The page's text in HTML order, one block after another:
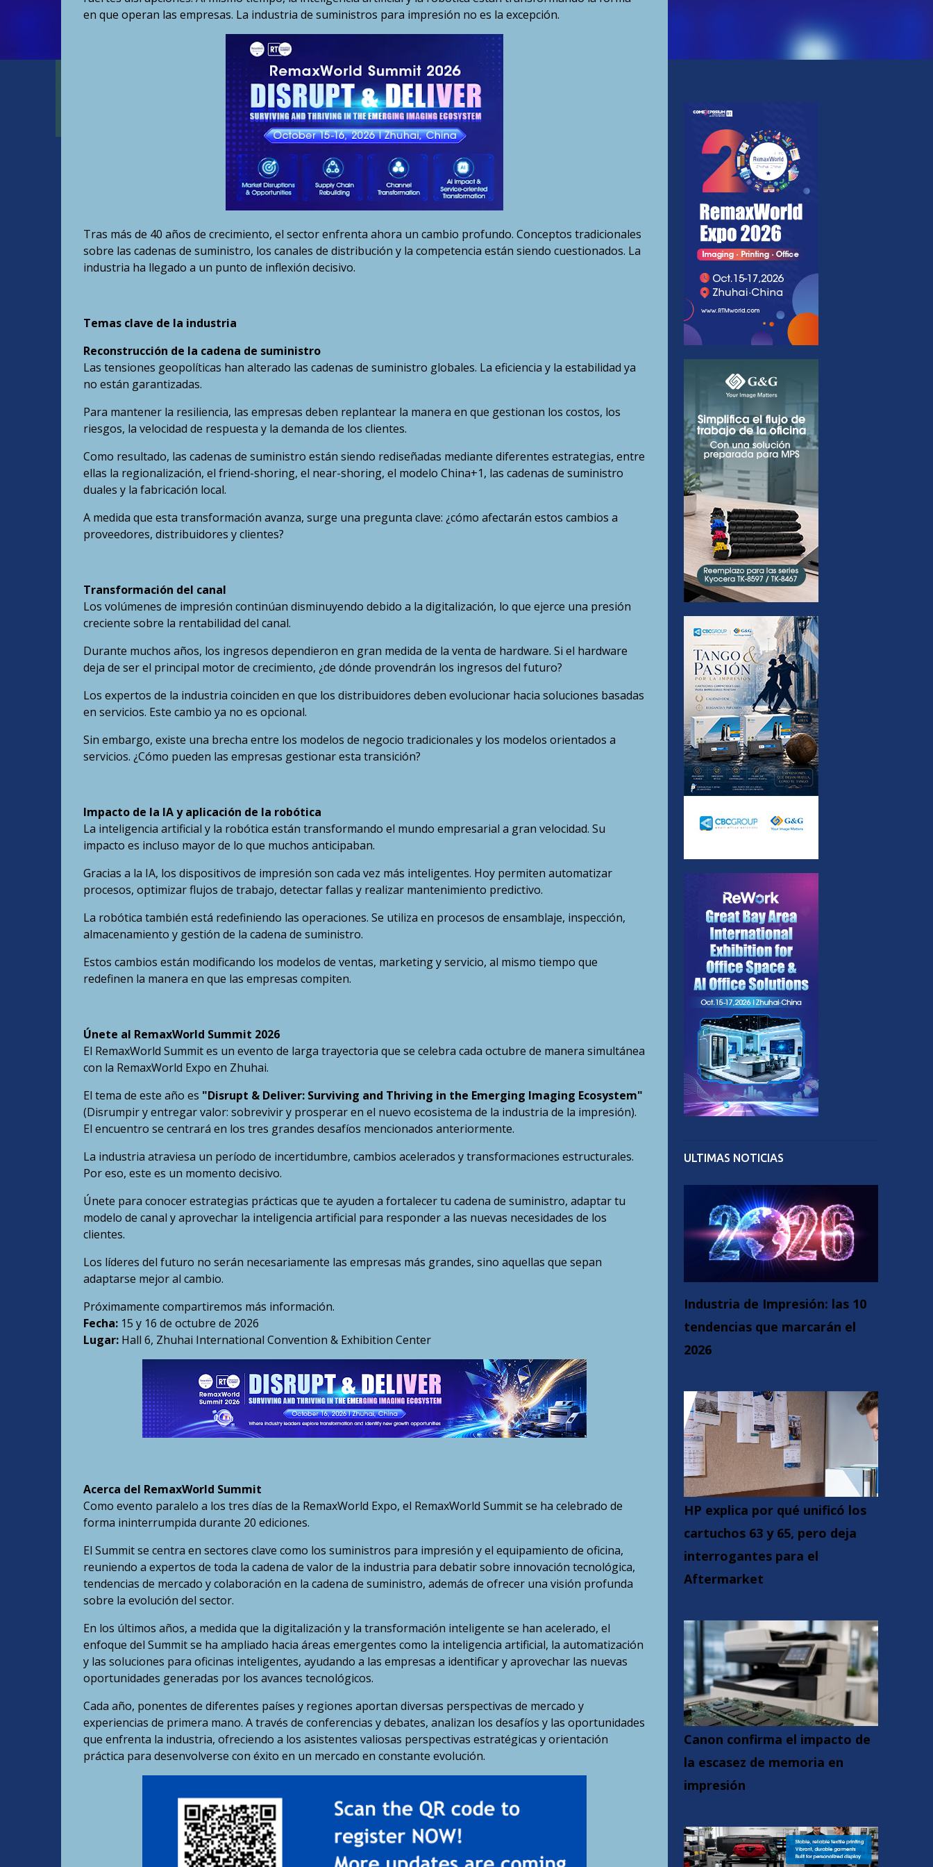
en que operan las empresas. La industria de suministros para impresión no es la excepción.
Tras más de 40 años de crecimiento, el sector enfrenta ahora un cambio profundo. Conceptos tradicionales
sobre las cadenas de suministro, los canales de distribución y la competencia están siendo cuestionados. La
industria ha llegado a un punto de inflexión decisivo.
Temas clave de la industria
Reconstrucción de la cadena de suministro
Las tensiones geopolíticas han alterado las cadenas de suministro globales. La eficiencia y la estabilidad ya
no están garantizadas.
Para mantener la resiliencia, las empresas deben replantear la manera en que gestionan los costos, los
riesgos, la velocidad de respuesta y la demanda de los clientes.
Como resultado, las cadenas de suministro están siendo rediseñadas mediante diferentes estrategias, entre
ellas la regionalización, el friend-shoring, el near-shoring, el modelo China+1, las cadenas de suministro
duales y la fabricación local.
A medida que esta transformación avanza, surge una pregunta clave: ¿cómo afectarán estos cambios a
proveedores, distribuidores y clientes?
Transformación del canal
Los volúmenes de impresión continúan disminuyendo debido a la digitalización, lo que ejerce una presión
creciente sobre la rentabilidad del canal.
Durante muchos años, los ingresos dependieron en gran medida de la venta de hardware. Si el hardware
deja de ser el principal motor de crecimiento, ¿de dónde provendrán los ingresos del futuro?
Los expertos de la industria coinciden en que los distribuidores deben evolucionar hacia soluciones basadas
en servicios. Este cambio ya no es opcional.
Sin embargo, existe una brecha entre los modelos de negocio tradicionales y los modelos orientados a
servicios. ¿Cómo pueden las empresas gestionar esta transición?
Impacto de la IA y aplicación de la robótica
La inteligencia artificial y la robótica están transformando el mundo empresarial a gran velocidad. Su
impacto es incluso mayor de lo que muchos anticipaban.
Gracias a la IA, los dispositivos de impresión son cada vez más inteligentes. Hoy permiten automatizar
procesos, optimizar flujos de trabajo, detectar fallas y realizar mantenimiento predictivo.
La robótica también está redefiniendo las operaciones. Se utiliza en procesos de ensamblaje, inspección,
almacenamiento y gestión de la cadena de suministro.
Estos cambios están modificando los modelos de ventas, marketing y servicio, al mismo tiempo que
redefinen la manera en que las empresas compiten.
Únete al RemaxWorld Summit 2026
El RemaxWorld Summit es un evento de larga trayectoria que se celebra cada octubre de manera simultánea
con la RemaxWorld Expo en Zhuhai.
El tema de este año es "Disrupt & Deliver: Surviving and Thriving in the Emerging Imaging Ecosystem"
(Disrumpir y entregar valor: sobrevivir y prosperar en el nuevo ecosistema de la industria de la impresión).
El encuentro se centrará en los tres grandes desafíos mencionados anteriormente.
La industria atraviesa un período de incertidumbre, cambios acelerados y transformaciones estructurales.
Por eso, este es un momento decisivo.
Únete para conocer estrategias prácticas que te ayuden a fortalecer tu cadena de suministro, adaptar tu
modelo de canal y aprovechar la inteligencia artificial para responder a las nuevas necesidades de los
clientes.
Los líderes del futuro no serán necesariamente las empresas más grandes, sino aquellas que sepan
adaptarse mejor al cambio.
Próximamente compartiremos más información.
Fecha: 15 y 16 de octubre de 2026
Lugar:Hall 6, Zhuhai International Convention & Exhibition Center
Acerca del RemaxWorld Summit
Como evento paralelo a los tres días de la RemaxWorld Expo, el RemaxWorld Summit se ha celebrado de
forma ininterrumpida durante 20 ediciones.
El Summit se centra en sectores clave como los suministros para impresión y el equipamiento de oficina,
reuniendo a expertos de toda la cadena de valor de la industria para debatir sobre innovación tecnológica,
tendencias de mercado y colaboración en la cadena de suministro, además de ofrecer una visión profunda
sobre la evolución del sector.
En los últimos años, a medida que la digitalización y la transformación inteligente se han acelerado, el
enfoque del Summit se ha ampliado hacia áreas emergentes como la inteligencia artificial, la automatización
y las soluciones para oficinas inteligentes, ayudando a las empresas a identificar y aprovechar las nuevas
oportunidades generadas por los avances tecnológicos.
Cada año, ponentes de diferentes países y regiones aportan diversas perspectivas de mercado y
experiencias de primera mano. A través de conferencias y debates, analizan los desafíos y las oportunidades
que enfrenta la industria, ofreciendo a los asistentes valiosas perspectivas estratégicas y orientación
práctica para desenvolverse con éxito en un mercado en constante evolución.
ULTIMAS NOTICIAS
Industria de Impresión: las 10
tendencias que marcarán el
2026
HP explica por qué unificó los
cartuchos 63 y 65, pero deja
interrogantes para el
Aftermarket
Canon confirma el impacto de
la escasez de memoria en
impresión